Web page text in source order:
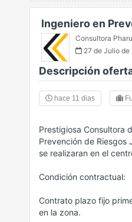
Ingeniero en
Consultora
27 de Julio de
Descripción
hace 11 dias
Prestigiosa Consultora
Prevención de Riesgos
se realizaran en el
Condición contractual:
Contrato plazo fijo
en la zona.